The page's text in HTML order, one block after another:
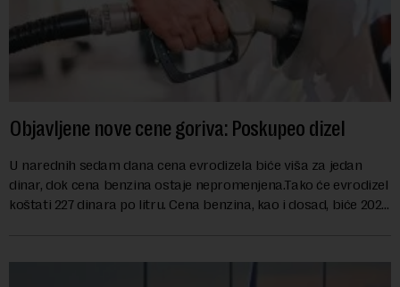
Objavljene nove cene goriva: Poskupeo dizel
U narednih sedam dana cena evrodizela biće viša za jedan
dinar, dok cena benzina ostaje nepromenjena.Tako će evrodizel
koštati 227 dinara po litru. Cena benzina, kao i dosad, biće 202